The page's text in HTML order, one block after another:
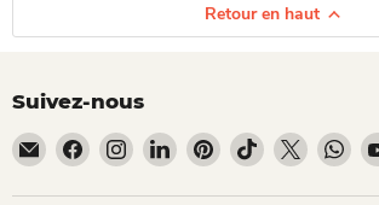
Retour en haut
Suivez-nous
Email Dio Kollections
Trouvez-nous sur Facebook
Trouvez-nous sur Instagram
Trouvez-nous sur LinkedIn
Trouvez-nous sur
Trouvez-nous
Trouvez-